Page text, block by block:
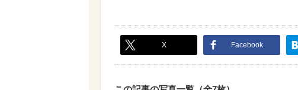
X Facebook